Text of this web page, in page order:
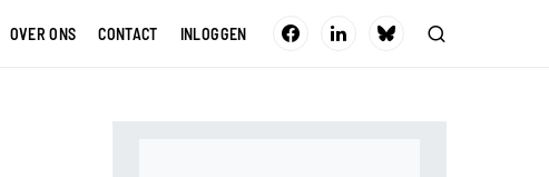
OVER ONS CONTACT INLOGGEN